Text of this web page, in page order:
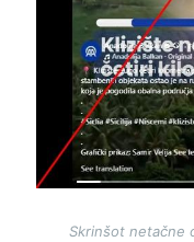
Skrinšot netačne